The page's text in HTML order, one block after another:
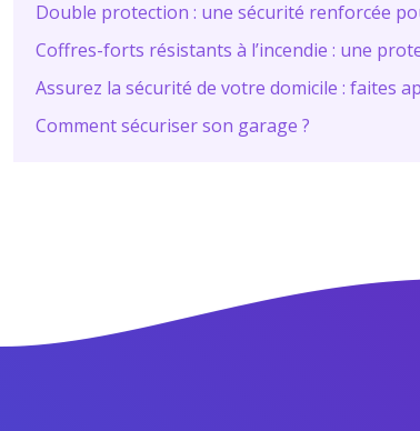
Double protection : une sécurité renforcée
Coffres-forts résistants à l’incendie : une
Assurez la sécurité de votre domicile : faites
Comment sécuriser son garage ?